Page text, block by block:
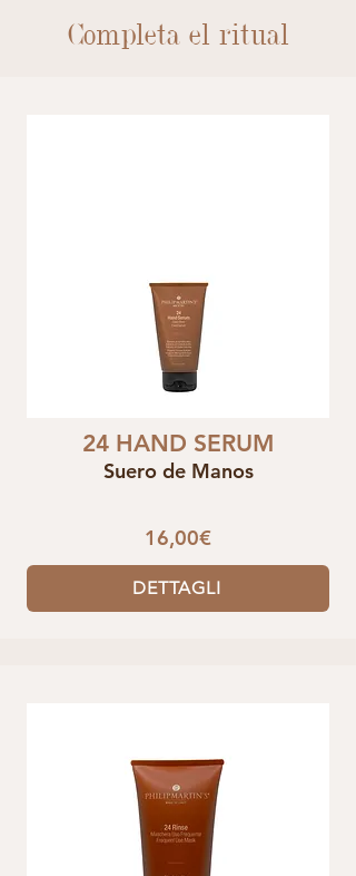
Completa el ritual
24 HAND SERUM
Suero de Manos
16,00€
DETTAGLI